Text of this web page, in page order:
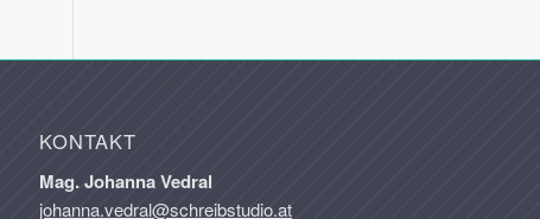
KONTAKT
Mag. Johanna Vedral
johanna.vedral@schreibstudio.at